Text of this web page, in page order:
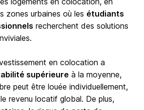
zones urbaines où les étudiants
recherchent des solutions
en colocation a
supérieure à la moyenne,
peut être louée individuellement,
revenu locatif global. De plus,